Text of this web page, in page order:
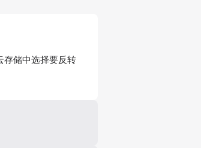
存储中选择要反转